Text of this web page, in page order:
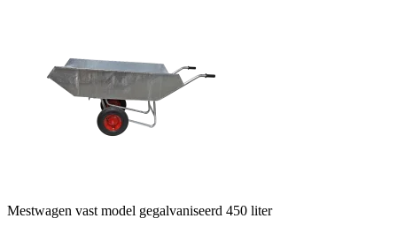
Mestwagen vast model gegalvaniseerd 450 liter